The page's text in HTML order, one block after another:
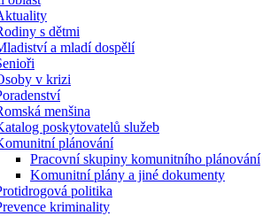
s dětmi
a mladí dospělí
v krizi
menšina
poskytovatelů služeb
plánování
Pracovní skupiny komunitního plánování
Komunitní plány a jiné dokumenty
politika
kriminality